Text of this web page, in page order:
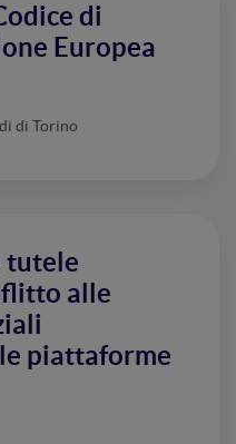
di
Europea
di Torino
tutele
alle
piattaforme